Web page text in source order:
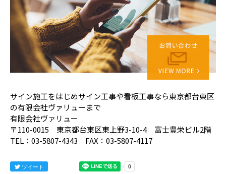
サイン施工をはじめサイン工事や看板工事なら東京都台東区
の有限会社ヴァリューまで
有限会社ヴァリュー
〒110-0015 東京都台東区東上野3-10-4 富士豊栄ビル2階
TEL：03-5807-4343 FAX：03-5807-4117
ツイート